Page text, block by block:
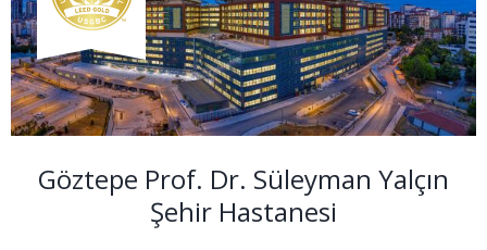
Göztepe Prof. Dr. Süleyman Yalçın
Şehir Hastanesi